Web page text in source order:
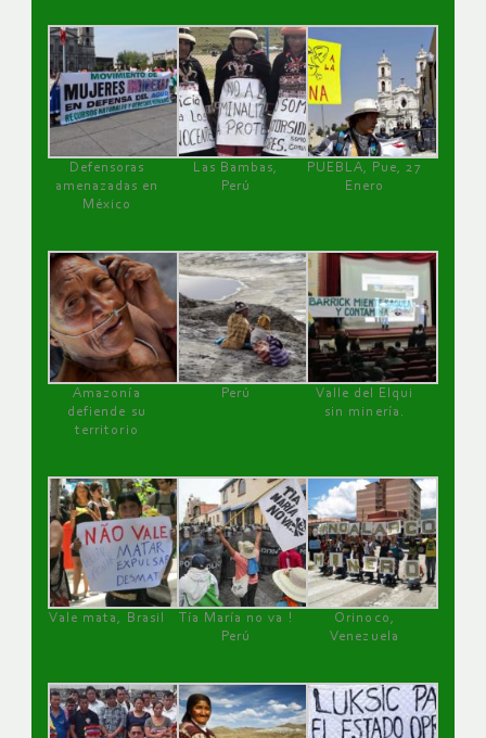
Defensoras
amenazadas en
México
Las Bambas,
Perú
PUEBLA, Pue, 27
Enero
Amazonía
defiende su
territorio
Perú
Valle del Elqui
sin minería.
Vale mata, Brasil
Tía María no va !
Perú
Orinoco,
Venezuela